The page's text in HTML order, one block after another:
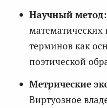
Научный метод:
математических
терминов как
поэтической
Метрические
Виртуозное